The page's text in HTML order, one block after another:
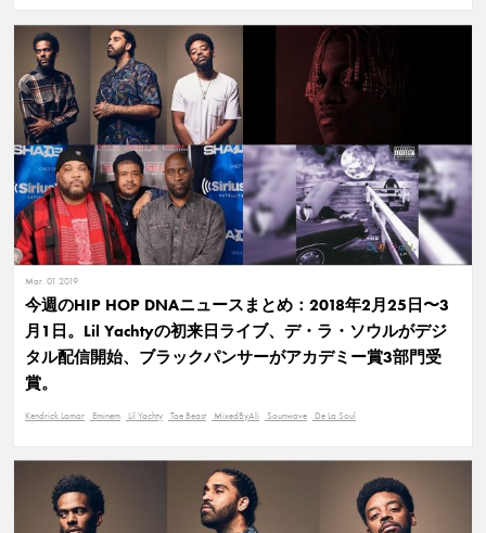
Mar. 01 2019
今週のHIP HOP DNAニュースまとめ：2018年2月25日〜3
月1日。Lil Yachtyの初来日ライブ、デ・ラ・ソウルがデジ
タル配信開始、ブラックパンサーがアカデミー賞3部門受
賞。
Kendrick Lamar Eminem Lil Yachty Tae Beast MixedByAli Sounwave De La Soul